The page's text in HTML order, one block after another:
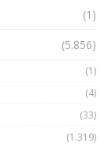
(1)
(5.856)
(1)
(4)
(33)
(1.319)